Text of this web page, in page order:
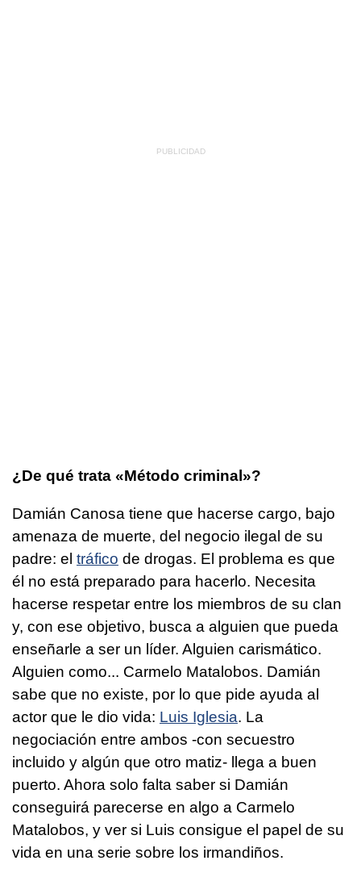
¿De qué trata «Método criminal»?
Damián Canosa tiene que hacerse cargo, bajo
amenaza de muerte, del negocio ilegal de su
padre: el tráfico de drogas. El problema es que
él no está preparado para hacerlo. Necesita
hacerse respetar entre los miembros de su clan
y, con ese objetivo, busca a alguien que pueda
enseñarle a ser un líder. Alguien carismático.
Alguien como... Carmelo Matalobos. Damián
sabe que no existe, por lo que pide ayuda al
actor que le dio vida: Luis Iglesia. La
negociación entre ambos -con secuestro
incluido y algún que otro matiz- llega a buen
puerto. Ahora solo falta saber si Damián
conseguirá parecerse en algo a Carmelo
Matalobos, y ver si Luis consigue el papel de su
vida en una serie sobre los irmandiños.